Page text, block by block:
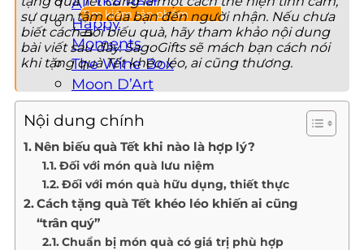
Happy
Moments
The Wine Box
Moon D’Art
QUÀ TẶNG DOANH NGHIỆP
THÔNG TIN LIÊN HỆ
sự quan tâm của bạn đến người nhận. Nếu chưa
biết cách nói biếu quà, hãy tham khảo nội dung
bài viết sau đây. SagoGifts sẽ mách bạn cách nói
khi tặng quà Tết khéo léo, ai cũng thương.
Nội dung chính
Nên biếu quà Tết khi nào là hợp lý?
Đối với món quà lưu niệm
Đối với món quà hữu dụng, thiết thực
Cách tặng quà Tết khéo léo khiến ai cũng
“trân quý”
Chuẩn bị món quà có giá trị phù hợp